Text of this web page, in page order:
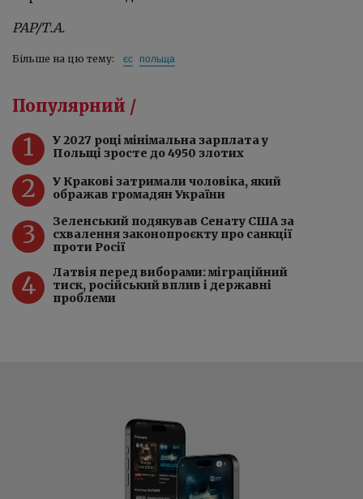
PAP/Т.А.
Більше на цю тему: єс польща
Популярний /
1
У 2027 році мінімальна зарплата у
Польщі зросте до 4950 злотих
2
У Кракові затримали чоловіка, який
ображав громадян України
3
Зеленський подякував Сенату США за
схвалення законопроєкту про санкції
проти Росії
4
Латвія перед виборами: міграційний
тиск, російський вплив і державні
проблеми